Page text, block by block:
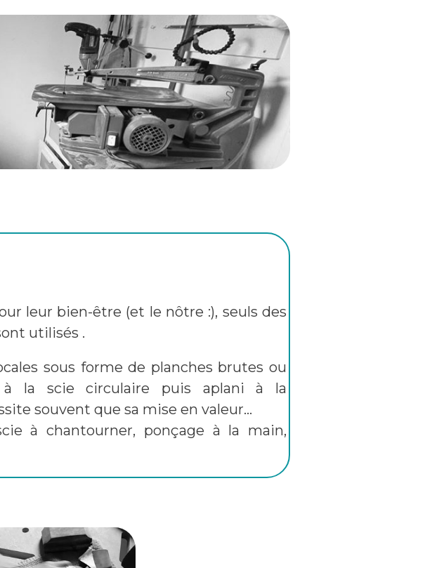
leur bien-être (et le nôtre :), seuls des
utilisés .
sous forme de planches brutes ou
la scie circulaire puis aplani à la
souvent que sa mise en valeur...
à chantourner, ponçage à la main,